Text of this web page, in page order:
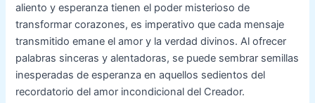
aliento y esperanza tienen el poder misterioso de
transformar corazones, es imperativo que cada mensaje
transmitido emane el amor y la verdad divinos. Al ofrecer
palabras sinceras y alentadoras, se puede sembrar semillas
inesperadas de esperanza en aquellos sedientos del
recordatorio del amor incondicional del Creador.